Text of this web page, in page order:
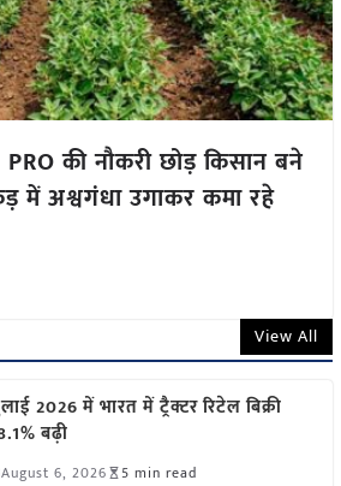
की नौकरी छोड़ किसान बने
में अश्वगंधा उगाकर कमा रहे
View All
2026 में भारत में ट्रैक्टर रिटेल बिक्री
बढ़ी
August 6, 2026 5 min read